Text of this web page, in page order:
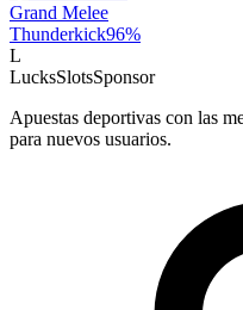
Grand Melee
Thunderkick96%
L
LucksSlotsSponsor
Apuestas deportivas con las
para nuevos usuarios.